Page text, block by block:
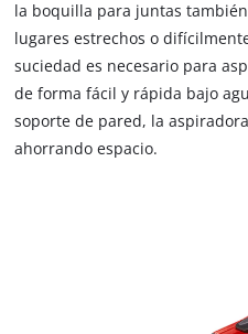
la boquilla para juntas
lugares estrechos o
suciedad es necesario para
de forma fácil y rápida bajo
soporte de pared, la
ahorrando espacio.